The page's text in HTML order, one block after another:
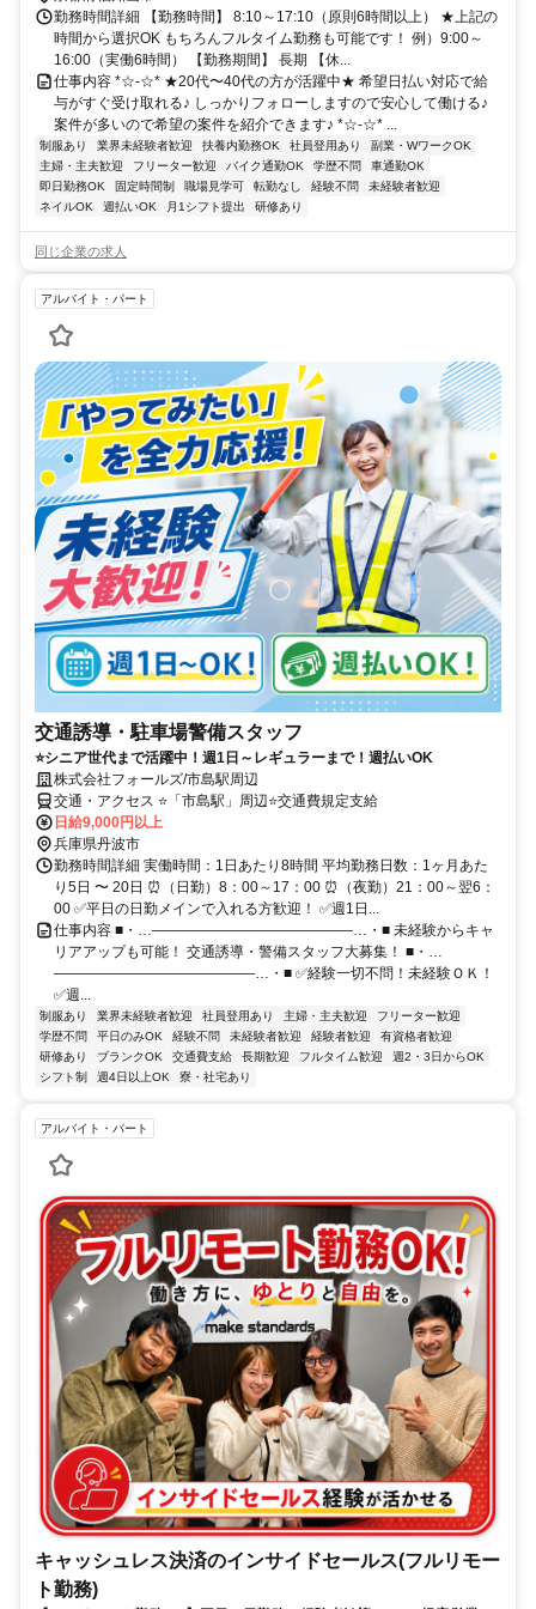
勤務時間詳細 【勤務時間】 8:10～17:10（原則6時間以上） ★上記の
時間から選択OK もちろんフルタイム勤務も可能です！ 例）9:00～
16:00（実働6時間） 【勤務期間】 長期 【休...
仕事内容 *☆-☆* ★20代〜40代の方が活躍中★ 希望日払い対応で給
与がすぐ受け取れる♪ しっかりフォローしますので安心して働ける♪
案件が多いので希望の案件を紹介できます♪ *☆-☆* ...
制服あり 業界未経験者歓迎 扶養内勤務OK 社員登用あり
副業・WワークOK
主婦・主夫歓迎
フリーター歓迎 バイク通勤OK 学歴不問
車通勤OK
即日勤務OK
固定時間制 職場見学可 転勤なし 経験不問
未経験者歓迎
ネイルOK
週払いOK 月1シフト提出 研修あり
同じ企業の求人
アルバイト・パート
交通誘導・駐車場警備スタッフ
⭐シニア世代まで活躍中！週1日～レギュラーまで！週払いOK
株式会社フォールズ/市島駅周辺
交通・アクセス ⭐「市島駅」周辺⭐交通費規定支給
日給9,000円以上
兵庫県丹波市
勤務時間詳細 実働時間：1日あたり8時間 平均勤務日数：1ヶ月あた
り5日 〜 20日 ⏰（日勤）8：00～17：00 ⏰（夜勤）21：00～翌6：
00 ✅平日の日勤メインで入れる方歓迎！ ✅週1日...
仕事内容 ■・…――――――――――――――…・■ 未経験からキャ
リアアップも可能！ 交通誘導・警備スタッフ大募集！ ■・…
――――――――――――――…・■ ✅経験一切不問！未経験ＯＫ！
✅週...
制服あり 業界未経験者歓迎 社員登用あり 主婦・主夫歓迎
フリーター歓迎
学歴不問
平日のみOK 経験不問 未経験者歓迎 経験者歓迎
有資格者歓迎
研修あり
ブランクOK 交通費支給 長期歓迎 フルタイム歓迎
週2・3日からOK
シフト制
週4日以上OK 寮・社宅あり
アルバイト・パート
キャッシュレス決済のインサイドセールス(フルリモー
ト勤務)